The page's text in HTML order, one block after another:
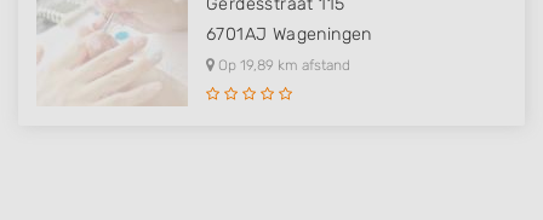
Gerdesstraat 115
6701AJ Wageningen
Op 19,89 km afstand